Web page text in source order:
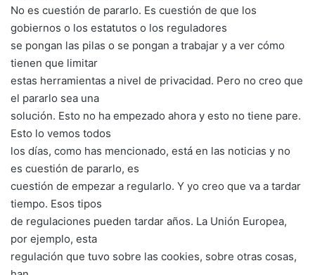
No es cuestión de pararlo. Es cuestión de que los
gobiernos o los estatutos o los reguladores
se pongan las pilas o se pongan a trabajar y a ver cómo
tienen que limitar
estas herramientas a nivel de privacidad. Pero no creo que
el pararlo sea una
solución. Esto no ha empezado ahora y esto no tiene pare.
Esto lo vemos todos
los días, como has mencionado, está en las noticias y no
es cuestión de pararlo, es
cuestión de empezar a regularlo. Y yo creo que va a tardar
tiempo. Esos tipos
de regulaciones pueden tardar años. La Unión Europea,
por ejemplo, esta
regulación que tuvo sobre las cookies, sobre otras cosas,